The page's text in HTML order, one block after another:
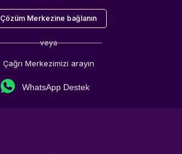
Çözüm Merkezine bağlanın
veya
Çağrı Merkezimizi arayın
WhatsApp Destek